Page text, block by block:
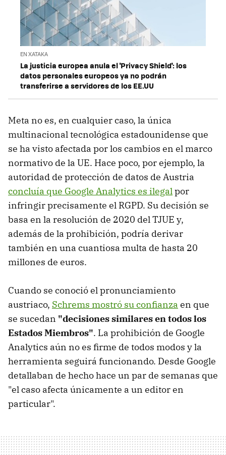
EN XATAKA
La justicia europea anula el 'Privacy Shield': los
datos personales europeos ya no podrán
transferirse a servidores de los EE.UU
Meta no es, en cualquier caso, la única
multinacional tecnológica estadounidense que
se ha visto afectada por los cambios en el marco
normativo de la UE. Hace poco, por ejemplo, la
autoridad de protección de datos de Austria
concluía que Google Analytics es ilegalpor
infringir precisamente el RGPD. Su decisión se
basa en la resolución de 2020 del TJUE y,
además de la prohibición, podría derivar
también en una cuantiosa multa de hasta 20
millones de euros.
Cuando se conoció el pronunciamiento
austriaco, Schrems mostró su confianza en que
se sucedan "decisiones similares en todos los
Estados Miembros". La prohibición de Google
Analytics aún no es firme de todos modos y la
herramienta seguirá funcionando. Desde Google
detallaban de hecho hace un par de semanas que
"el caso afecta únicamente a un editor en
particular".